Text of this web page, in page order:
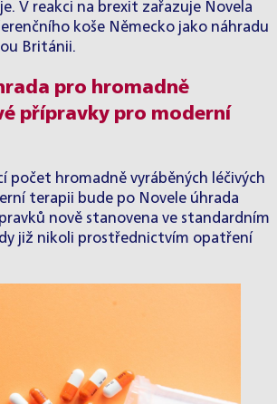
V reakci na brexit zařazuje Novela
koše Německo jako náhradu
Británii.
pro hromadně
přípravky pro moderní
počet hromadně vyráběných léčivých
terapii bude po Novele úhrada
nově stanovena ve standardním
již nikoli prostřednictvím opatření